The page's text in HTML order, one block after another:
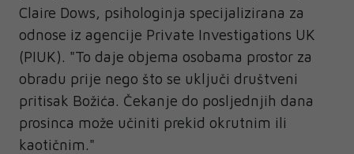
Claire Dows, psihologinja specijalizirana za
odnose iz agencije Private Investigations UK
(PIUK). "To daje objema osobama prostor za
obradu prije nego što se uključi društveni
pritisak Božića. Čekanje do posljednjih dana
prosinca može učiniti prekid okrutnim ili
kaotičnim."